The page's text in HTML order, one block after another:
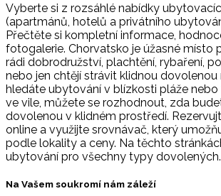
Vyberte si z rozsáhlé nabídky
(apartmánů, hotelů a privátního
Přečtěte si kompletní informace,
fotogalerie. Chorvatsko je úžasné místo
rádi dobrodružství, plachtění, rybaření,
nebo jen chtějí strávit klidnou dovolenou
hledáte ubytování v blízkosti pláže
ve vile, můžete se rozhodnout, zda
dovolenou v klidném prostředí.
online a využijte srovnávač, který
podle lokality a ceny. Na těchto
ubytování pro všechny typy dovolených.
Na Vašem soukromí nám záleží